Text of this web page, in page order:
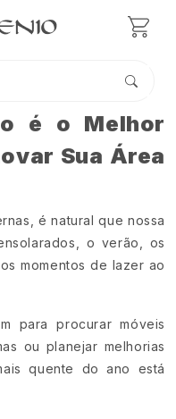
é o Melhor
Sua Área
é natural que nossa
o verão, os
momentos de lazer ao
para procurar móveis
ou planejar melhorias
quente do ano está